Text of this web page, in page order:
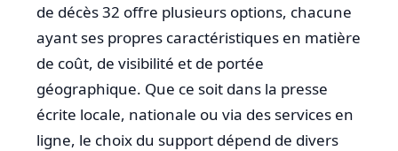
de décès 32 offre plusieurs options, chacune
ayant ses propres caractéristiques en matière
de coût, de visibilité et de portée
géographique. Que ce soit dans la presse
écrite locale, nationale ou via des services en
ligne, le choix du support dépend de divers